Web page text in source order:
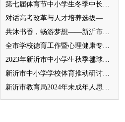
第七届体育节中小学生冬季中长跑、跳绳比赛举行
对话高考改革与人才培养选拔——我与清北教授面对面
共沐书香，畅游梦想——新沂市缔造完美教室名师工作室到唐店尚营小学捐赠图书
全市学校德育工作暨心理健康专项督导迎检会议召开
2023年新沂市中小学生秋季毽球比赛举行
新沂市中小学学校体育推动研讨会举行
新沂市教育局2024年未成年人思想道德建设工作品牌——家校共育新活力“5A家庭教育陪跑行动”